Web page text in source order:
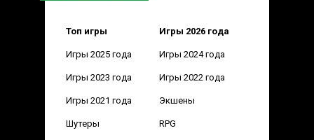
Топ игры Игры 2026 года
Игры 2025 года Игры 2024 года
Игры 2023 года Игры 2022 года
Игры 2021 года Экшены
Шутеры RPG